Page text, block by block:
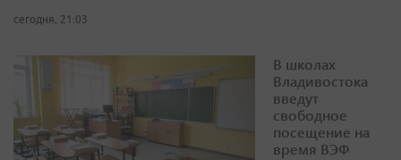
сегодня, 21:03
В школах
Владивостока
введут
свободное
посещение на
время ВЭФ